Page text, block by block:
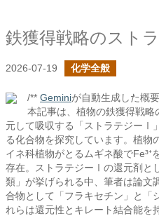
2026-07-19 化学全般
/** Geminiが自動生成した概
本記事は、植物の鉄獲得戦略
元して吸収する「ストラテジーⅠ
る化合物を探究しています。植物
イネ科植物がとるムギネ酸で
存在。ストラテジーⅠの還元剤と
類」が挙げられる中、筆者は論文
合物として「フラキセチン」と「
れらは還元性とキレート結合能を